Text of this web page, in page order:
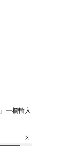
一欄輸入